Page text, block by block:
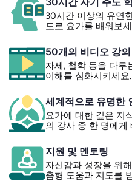
30시간 이상의 유연
도로 요가를 배워보
50개의 비디오 강의
자세, 철학 등을 다루
이해를 심화시키세요.
세계적으로 유명한
요가에 대한 깊은 지
의 강사 중 한 명에게
지원 및 멘토링
자신감과 성장을 위
춤형 도움과 지도를